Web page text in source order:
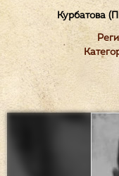
Курбатова